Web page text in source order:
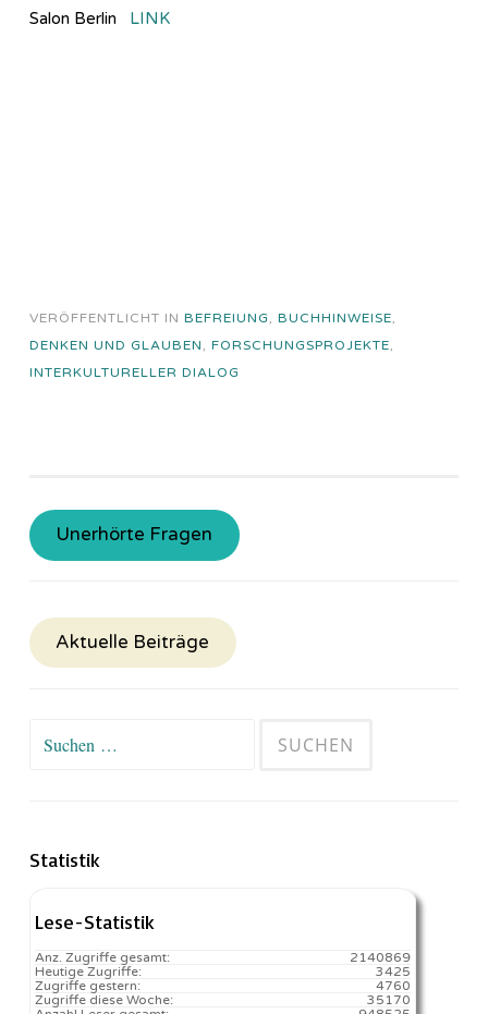
Salon Berlin
LINK
VERÖFFENTLICHT IN BEFREIUNG, BUCHHINWEISE,
DENKEN UND GLAUBEN, FORSCHUNGSPROJEKTE,
INTERKULTURELLER DIALOG
Unerhörte Fragen
Aktuelle Beiträge
Suchen
Statistik
Lese-Statistik
2140869
Anz. Zugriffe gesamt:
3425
Heutige Zugriffe:
4760
Zugriffe gestern:
35170
Zugriffe diese Woche: